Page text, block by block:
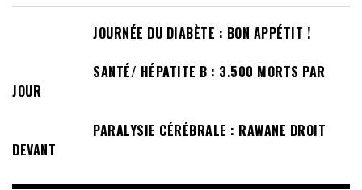
JOURNÉE DU DIABÈTE : BON APPÉTIT !
SANTÉ/ HÉPATITE B : 3.500 MORTS PAR
JOUR
PARALYSIE CÉRÉBRALE : RAWANE DROIT
DEVANT